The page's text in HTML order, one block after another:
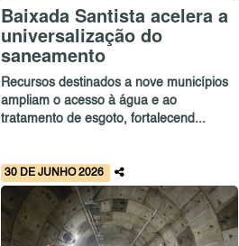
Baixada Santista acelera a
universalização do
saneamento
Recursos destinados a nove municípios
ampliam o acesso à água e ao
tratamento de esgoto, fortalecend...
30 DE JUNHO 2026